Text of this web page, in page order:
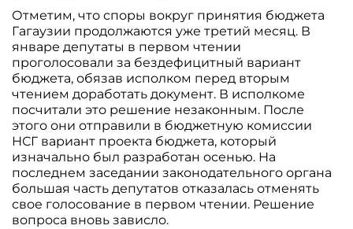
Отметим, что споры вокруг принятия бюджета
Гагаузии продолжаются уже третий месяц. В
январе депутаты в первом чтении
проголосовали за бездефицитный вариант
бюджета, обязав исполком перед вторым
чтением доработать документ. В исполкоме
посчитали это решение незаконным. После
этого они отправили в бюджетную комиссии
НСГ вариант проекта бюджета, который
изначально был разработан осенью. На
последнем заседании законодательного органа
большая часть депутатов отказалась отменять
свое голосование в первом чтении. Решение
вопроса вновь зависло.